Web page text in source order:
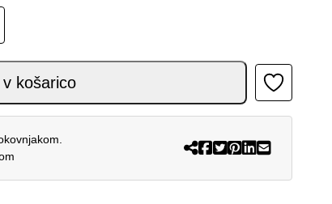
GRAY RED FLUO količina
v košarico